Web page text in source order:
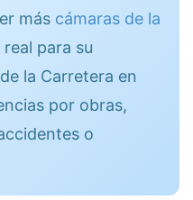
más cámaras de la
para su
la Carretera en
por obras,
o